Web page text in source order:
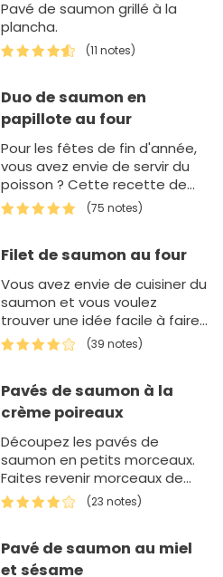
Pavé de saumon grillé à la
plancha.
(11 notes)
Duo de saumon en
papillote au four
Pour les fêtes de fin d'année,
vous avez envie de servir du
poisson ? Cette recette de
duo de saumon en papillote
est parfaite. Grâce à la…
(75 notes)
Filet de saumon au four
Vous avez envie de cuisiner du
saumon et vous voulez
trouver une idée facile à faire
? Cette recette de filet de
saumon devrait vous
(39 notes)
Pavés de saumon à la
crème poireaux
Découpez les pavés de
saumon en petits morceaux.
Faites revenir morceaux de
persil, blancs de poireaux et
oignons émincés. Ajoutez
cuire…
(23 notes)
Pavé de saumon au miel
et sésame